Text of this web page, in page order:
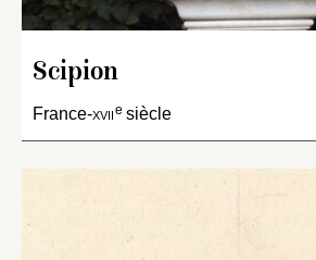
Scipion
France-xviie siècle